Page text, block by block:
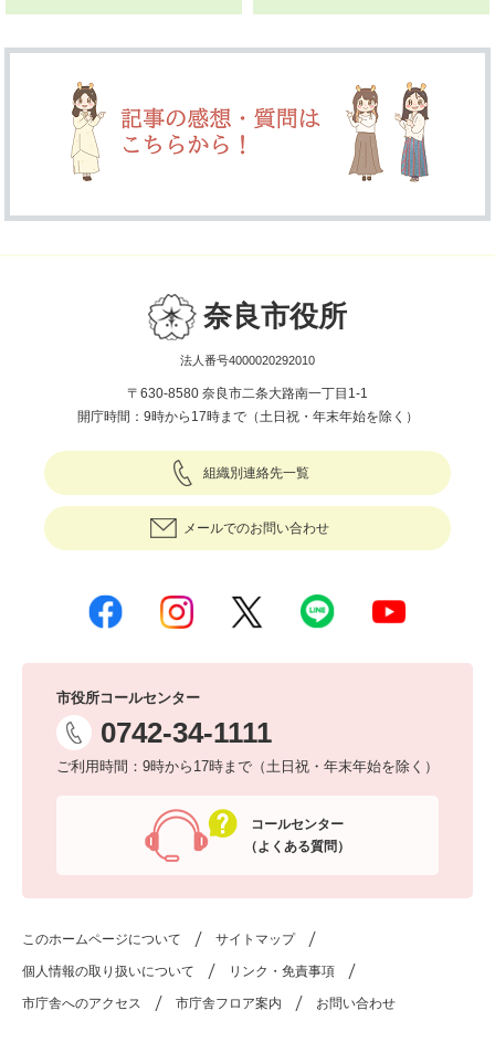
奈良市役所
法人番号4000020292010
〒630-8580 奈良市二条大路南一丁目1-1
開庁時間：9時から17時まで（土日祝・年末年始を除く）
組織別連絡先一覧
メールでのお問い合わせ
市役所コールセンター
0742-34-1111
ご利用時間：9時から17時まで（土日祝・年末年始を除く）
コールセンター
（よくある質問）
このホームページについて サイトマップ
個人情報の取り扱いについて リンク・免責事項
市庁舎へのアクセス 市庁舎フロア案内 お問い合わせ